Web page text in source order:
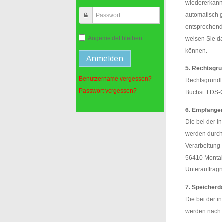
automatisch
weisen Sie
können.
5.
Buchst. f DS-
6.
Die bei der
werden
Verarbeitung
56410
7.
Die bei der
werden nach
Angemeldet bleiben
Benutzername vergessen?
Passwort vergessen?